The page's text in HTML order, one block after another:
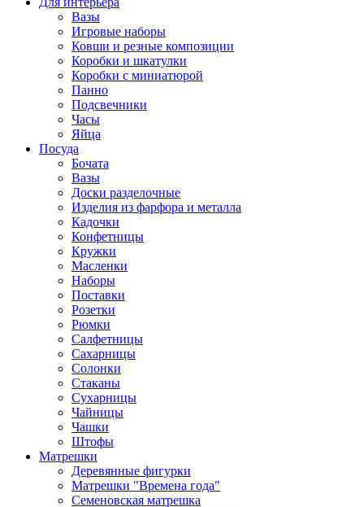
Вазы
Игровые наборы
Ковши и резные композиции
Коробки и шкатулки
Коробки с миниатюрой
Панно
Подсвечники
Часы
Яйца
Посуда
Бочата
Вазы
Доски разделочные
Изделия из фарфора и металла
Кадочки
Конфетницы
Кружки
Масленки
Наборы
Поставки
Розетки
Рюмки
Салфетницы
Сахарницы
Солонки
Стаканы
Сухарницы
Чайницы
Чашки
Штофы
Матрешки
Деревянные фигурки
Матрешки "Времена года"
Семеновская матрешка